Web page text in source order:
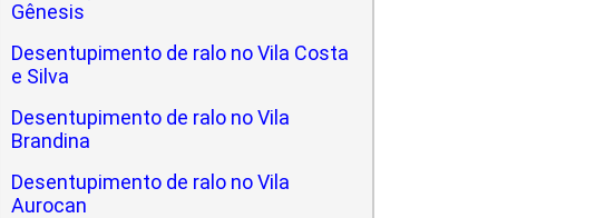
Gênesis
Desentupimento de ralo no Vila Costa
e Silva
Desentupimento de ralo no Vila
Brandina
Desentupimento de ralo no Vila
Aurocan